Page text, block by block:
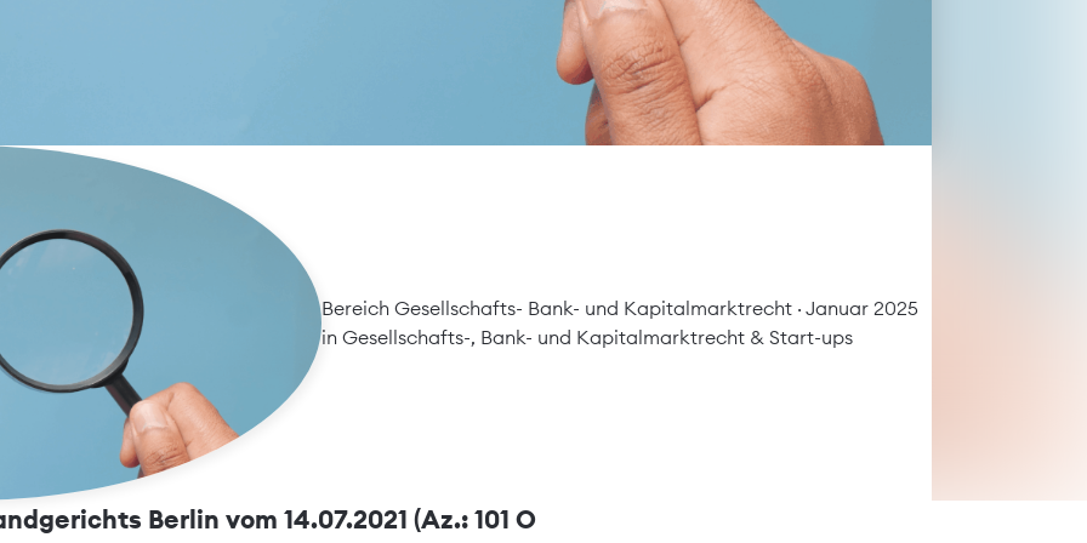
der Rechtsprechung
Bereich Gesellschafts- Bank- und Kapitalmarktrecht · Januar 2025
inGesellschafts-, Bank- und Kapitalmarktrecht &Start-ups
Berlin vom 14.07.2021 (Az.: 101 O